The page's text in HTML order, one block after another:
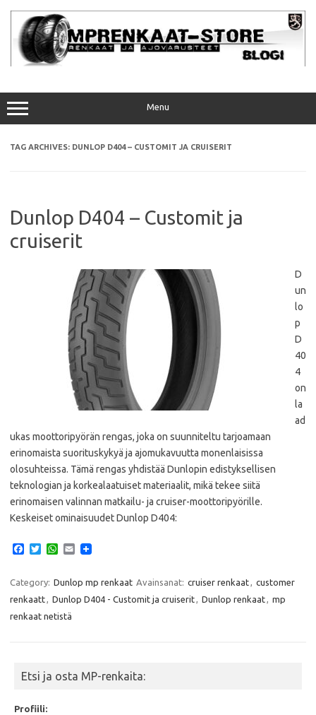
content
Menu
TAG ARCHIVES: DUNLOP D404 – CUSTOMIT JA CRUISERIT
Dunlop D404 – Customit ja
cruiserit
D
un
lo
p
D
40
4
on
la
ad
ukas moottoripyörän rengas, joka on suunniteltu tarjoamaan
erinomaista suorituskykyä ja ajomukavuutta monenlaisissa
olosuhteissa. Tämä rengas yhdistää Dunlopin edistyksellisen
teknologian ja korkealaatuiset materiaalit, mikä tekee siitä
erinomaisen valinnan matkailu- ja cruiser-moottoripyörille.
Keskeiset ominaisuudet Dunlop D404:
e
b
o
o
T
t
t
e
r
W
t
A
p
E
i
Category: Dunlop mp renkaat Avainsanat: cruiser renkaat, customer
renkaatt, Dunlop D404 - Customit ja cruiserit, Dunlop renkaat, mp
renkaat netistä
Etsi ja osta MP-renkaita:
Profiili: